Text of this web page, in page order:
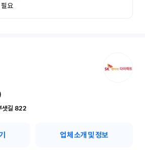
요
샛길 822
업체 소개 및 정보